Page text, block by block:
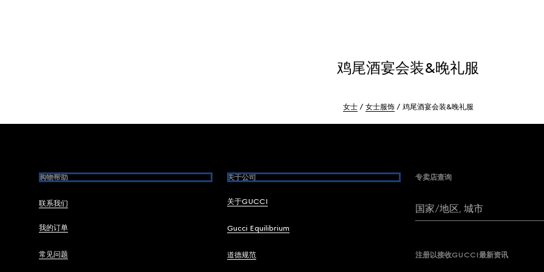
鸡尾酒宴会装&晚礼服
女士 女士服饰 鸡尾酒宴会装&晚礼服
购物帮助
联系我们
我的订单
常见问题
关于公司
关于GUCCI
Gucci Equilibrium
道德规范
专卖店查询
国家/地区, 城市
注册以接收GUCCI最新资讯